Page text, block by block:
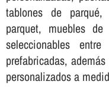
tablones de
parquet, muebles
seleccionables
prefabricadas,
personalizados a